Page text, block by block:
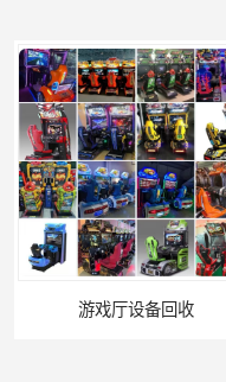
厅设备回收